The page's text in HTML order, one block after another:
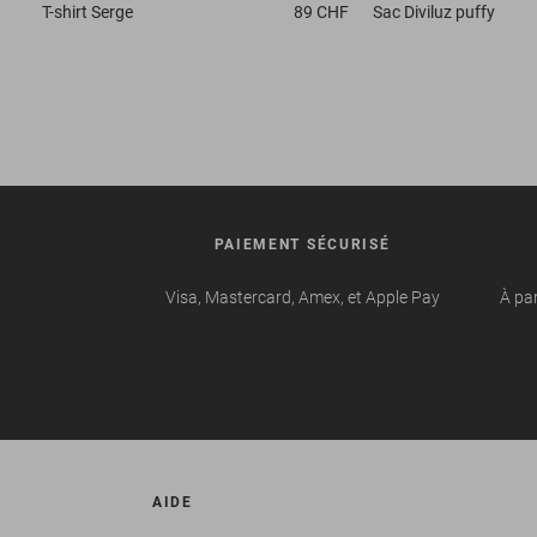
T-shirt Serge 89 CHF Sac Diviluz puffy
PAIEMENT SÉCURISÉ
Visa, Mastercard, Amex, et Apple Pay À
AIDE